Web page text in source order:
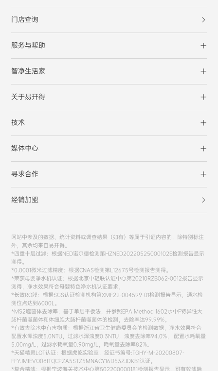
门店查询
服务与帮助
智净生活家
关于易开得
技术
媒体中心
寻求合作
经销加盟
网站中涉及的数据、统计资料或调查结果（如有）等属于引证内容的，除特别标注
外，其余均来自易开得。
*四重十层过滤：根据NED诺尔德检测第HZNED20220525000102E检测报告显示
测得。
*0.0001微米过滤精度：根据CNAS检测第L12675号检测报告测得。
*荣获母婴净水机认证：根据北京中轻联认证中心第20210RZB062-0012报告显示
测得，净水效果符合母婴特色净水机认证要求。
*长效RO膜：根据SGS认证检测机构第XMF22-004599-01检测报告显示，通水检
测位点达到6000L。
*MS2噬菌体去除率：基于单层平板法，并参照EPA Method 1602水中F特异性大
肠杆菌噬菌体和体细胞大肠杆菌噬菌体的检测，去除率达99.99%。
*有效去除水中有害物质：根据浙江省卫生健康委员会的检测数据，净水效果符合
配置水浑浊度5.0NTU，过滤水浑浊度0.3NTU，浊度去除率94.0%， 配置水耗氧量
5.00mg/L，过滤水耗氧量0.90mg/L，耗氧量去除率82%。
*天猫精灵LOT认证：根据虎屹实验室，经证书编号:TGHY-M-20200807-
FFYJMIEVO08ITQCPZA5STZ5MNACY16D53ZJDKB1认证。
*复合精滤：根据宁波海关技术中心第502200000181检测报告显示，可有效滤除